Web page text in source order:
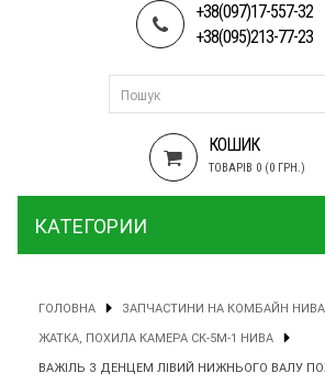
+38(097)17-557-32
+38(095)213-77-23
КОШИК
ТОВАРІВ 0 (0 ГРН.)
КАТЕГОРИИ
ГОЛОВНА ЗАПЧАСТИНИ НА КОМБАЙН НИВА
ЖАТКА, ПОХИЛА КАМЕРА СК-5М-1 НИВА
ВАЖІЛЬ З ДЕНЦЕМ ЛІВИЙ НИЖНЬОГО ВАЛУ